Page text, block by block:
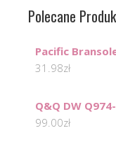
Polecane
Pacific
31.98zł
Q&Q DW
99.00zł